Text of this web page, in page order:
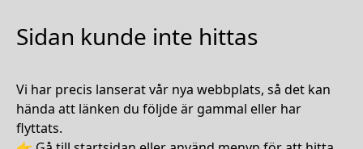
Sidan kunde inte hittas
Vi har precis lanserat vår nya webbplats, så det kan
hända att länken du följde är gammal eller har
flyttats.